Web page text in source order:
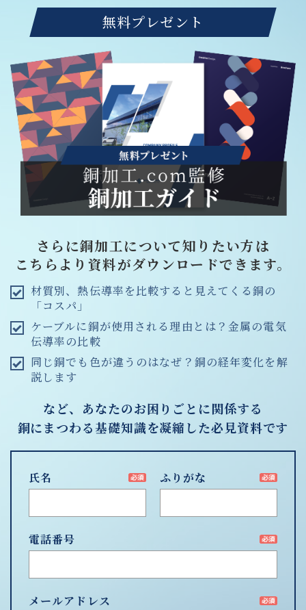
無料プレゼント
さらに銅加工について知りたい方は
こちらより資料がダウンロードできます。
材質別、熱伝導率を比較すると見えてくる銅の
「コスパ」
ケーブルに銅が使用される理由とは？金属の電気
伝導率の比較
同じ銅でも色が違うのはなぜ？銅の経年変化を解
説します
など、あなたのお困りごとに関係する
銅にまつわる基礎知識を凝縮した必見資料です
氏名 ふりがな
電話番号
メールアドレス